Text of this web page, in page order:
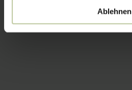
Ablehnen